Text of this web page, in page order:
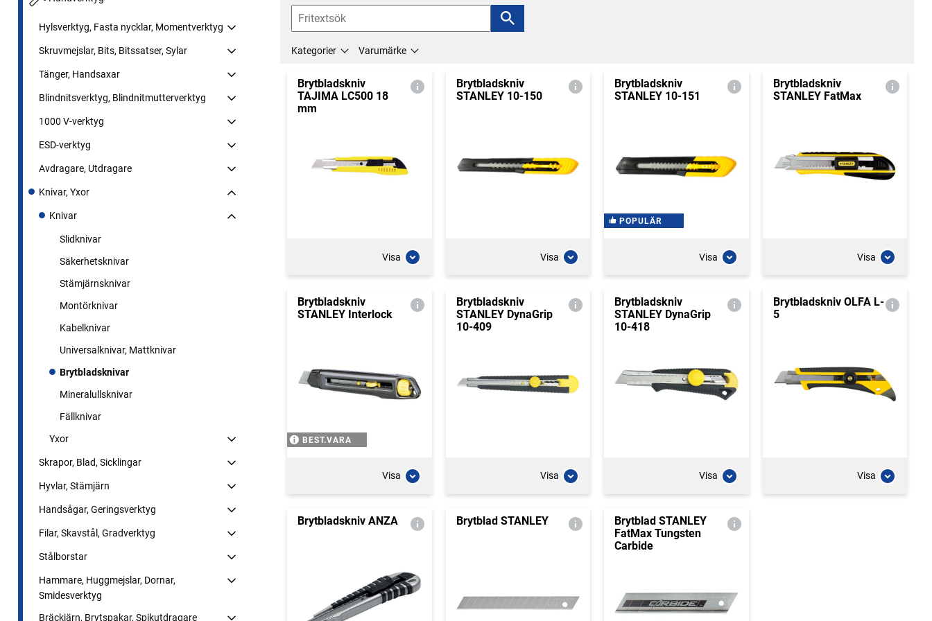
Hylsverktyg, Fasta nycklar, Momentverktyg
Skruvmejslar, Bits, Bitssatser, Sylar
Tänger, Handsaxar
Blindnitsverktyg, Blindnitmutterverktyg
1000 V-verktyg
ESD-verktyg
Avdragare, Utdragare
Knivar, Yxor
Knivar
Slidknivar
Säkerhetsknivar
Stämjärnsknivar
Montörknivar
Kabelknivar
Universalknivar, Mattknivar
Brytbladsknivar
Mineralullsknivar
Fällknivar
Yxor
Skrapor, Blad, Sicklingar
Hyvlar, Stämjärn
Handsågar, Geringsverktyg
Filar, Skavstål, Gradverktyg
Stålborstar
Hammare, Huggmejslar, Dornar,
Smidesverktyg
Bräckjärn, Brytspakar, Spikutdragare
Kategorier Varumärke
Brytbladskniv
TAJIMA LC500 18
mm
Visa
Brytbladskniv
STANLEY 10-150
Visa
Brytbladskniv
STANLEY 10-151
POPULÄR
Visa
Brytbladskniv
STANLEY FatMax
Visa
Brytbladskniv
STANLEY Interlock
BEST.VARA
Visa
Brytbladskniv
STANLEY DynaGrip
10-409
Visa
Brytbladskniv
STANLEY DynaGrip
10-418
Visa
Brytbladskniv OLFA L-
5
Visa
Brytbladskniv ANZA Brytblad STANLEY
Brytblad STANLEY
FatMax Tungsten
Carbide